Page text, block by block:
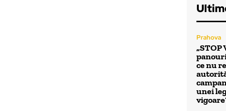
Prahova
„STOP
ce nu
unei